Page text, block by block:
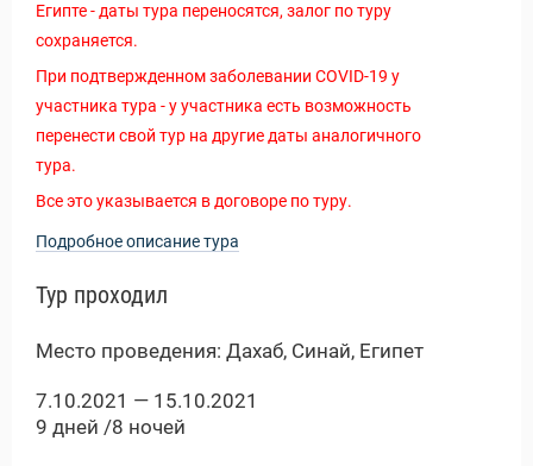
Египте - даты тура переносятся, залог по туру
сохраняется.
При подтвержденном заболевании COVID-19 у
участника тура - у участника есть возможность
перенести свой тур на другие даты аналогичного
тура.
Все это указывается в договоре по туру.
Подробное описание тура
Тур проходил
Место проведения: Дахаб, Синай, Египет
7.10.2021 — 15.10.2021
9 дней /8 ночей